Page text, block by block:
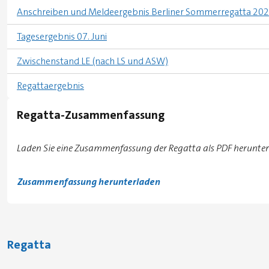
Anschreiben und Meldeergebnis Berliner Sommerregatta
Tagesergebnis 07. Juni
Zwischenstand LE (nach LS und ASW)
Regattaergebnis
Regatta-Zusammenfassung
Laden Sie eine Zusammenfassung der Regatta als PDF
Zusammenfassung herunterladen
Regatta